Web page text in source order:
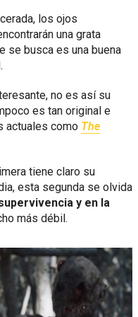
los ojos
una grata
se busca es una buena
no es así su
es tan original e
actuales como The
tiene claro su
esta segunda se olvida
y en la
más débil.